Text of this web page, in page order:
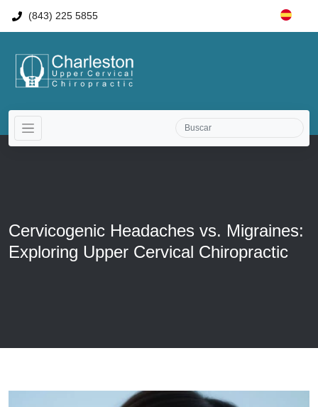
(843) 225 5855
Cervicogenic Headaches vs. Migraines:
Exploring Upper Cervical Chiropractic